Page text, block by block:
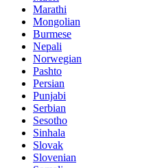
Marathi
Mongolian
Burmese
Nepali
Norwegian
Pashto
Persian
Punjabi
Serbian
Sesotho
Sinhala
Slovak
Slovenian